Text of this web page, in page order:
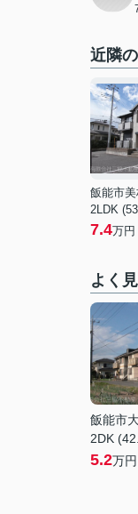
近隣
飯能市美
2LDK
7.4万円
よく
飯能市
2DK
5.2万円